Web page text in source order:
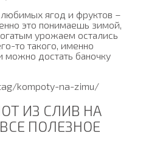
ягод и фруктов –
это понимаешь зимой,
урожаем остались
то такого, именно
можно достать баночку
kompoty-na-zimu/
ИЗ СЛИВ НА
ПОЛЕЗНОЕ